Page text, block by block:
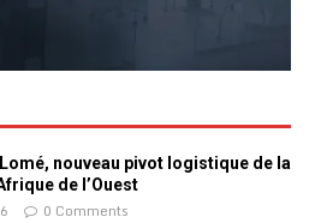
nouveau pivot logistique de la
de l’Ouest
0 Comments